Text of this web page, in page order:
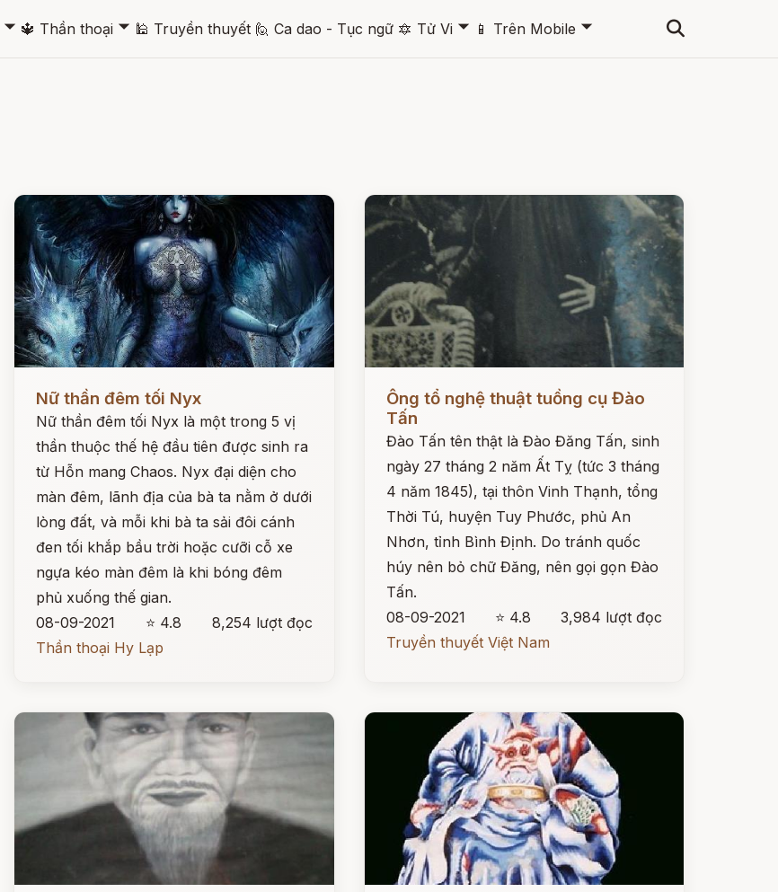
🞃 🔱 Thần thoại 🞃 🕌 Truyền thuyết 🙋 Ca dao - Tục ngữ 🔯 Tử Vi 🞃 📱 Trên Mobile 🞃
Nữ thần đêm tối Nyx
Nữ thần đêm tối Nyx là một trong 5 vị
thần thuộc thế hệ đầu tiên được sinh ra
từ Hỗn mang Chaos. Nyx đại diện cho
màn đêm, lãnh địa của bà ta nằm ở dưới
lòng đất, và mỗi khi bà ta sải đôi cánh
đen tối khắp bầu trời hoặc cưỡi cỗ xe
ngựa kéo màn đêm là khi bóng đêm
phủ xuống thế gian.
08-09-2021
⭐ 4.8
8,254 lượt đọc
Thần thoại Hy Lạp
Đọc ngay
Ông tổ nghệ thuật tuồng cụ Đào
Tấn
Đào Tấn tên thật là Đào Đăng Tấn, sinh
ngày 27 tháng 2 năm Ất Tỵ (tức 3 tháng
4 năm 1845), tại thôn Vinh Thạnh, tổng
Thời Tú, huyện Tuy Phước, phủ An
Nhơn, tỉnh Bình Định. Do tránh quốc
húy nên bỏ chữ Đăng, nên gọi gọn Đào
Tấn.
08-09-2021
⭐ 4.8
3,984 lượt đọc
Truyền thuyết Việt Nam